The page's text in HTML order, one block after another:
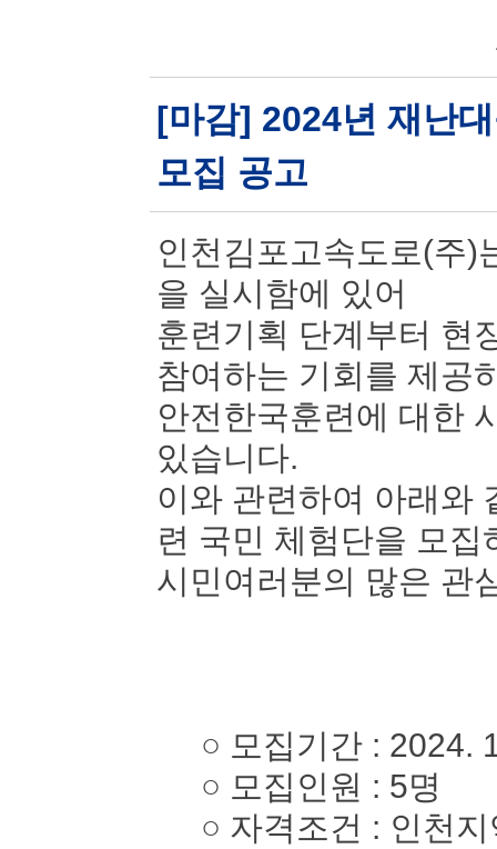
[마감] 2024년 재난
모집 공고
인천김포고속도로(주)
을 실시함에 있어
훈련기획 단계부터 현
참여하는 기회를 제공
안전한국훈련에 대한
있습니다.
이와 관련하여 아래와
련 국민 체험단을 모집
시민여러분의 많은 관
○ 모집기간 : 2024.
○ 모집인원 : 5명
○ 자격조건 : 인천지